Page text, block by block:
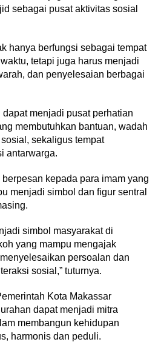
sebagai pusat aktivitas sosial
hanya berfungsi sebagai tempat
tetapi juga harus menjadi
dan penyelesaian berbagai
menjadi pusat perhatian
membutuhkan bantuan, wadah
sekaligus tempat
antarwarga.
kepada para imam yang
menjadi simbol dan figur sentral
simbol masyarakat di
yang mampu mengajak
persoalan dan
sosial,” tuturnya.
Kota Makassar
dapat menjadi mitra
membangun kehidupan
harmonis dan peduli.